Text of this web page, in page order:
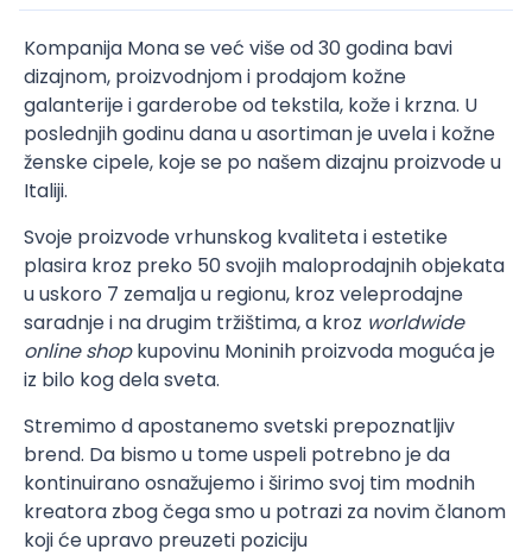
Kompanija Mona se već više od 30 godina bavi
dizajnom, proizvodnjom i prodajom kožne
galanterije i garderobe od tekstila, kože i krzna. U
poslednjih godinu dana u asortiman je uvela i kožne
ženske cipele, koje se po našem dizajnu proizvode u
Italiji.
Svoje proizvode vrhunskog kvaliteta i estetike
plasira kroz preko 50 svojih maloprodajnih objekata
u uskoro 7 zemalja u regionu, kroz veleprodajne
saradnje i na drugim tržištima, a kroz worldwide
online shopkupovinu Moninih proizvoda moguća je
iz bilo kog dela sveta.
Stremimo d apostanemo svetski prepoznatljiv
brend. Da bismo u tome uspeli potrebno je da
kontinuirano osnažujemo i širimo svoj tim modnih
kreatora zbog čega smo u potrazi za novim članom
koji će upravo preuzeti poziciju